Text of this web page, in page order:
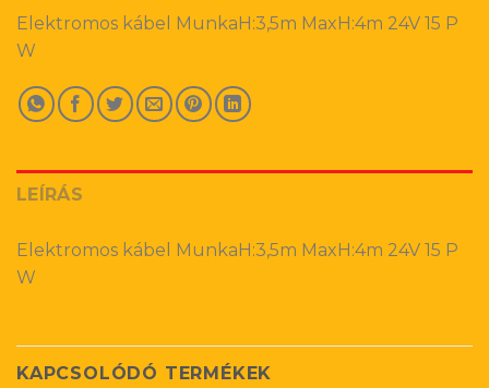
Elektromos kábel MunkaH:3,5m MaxH:4m 24V 15 P
W
LEÍRÁS
Elektromos kábel MunkaH:3,5m MaxH:4m 24V 15 P
W
KAPCSOLÓDÓ TERMÉKEK